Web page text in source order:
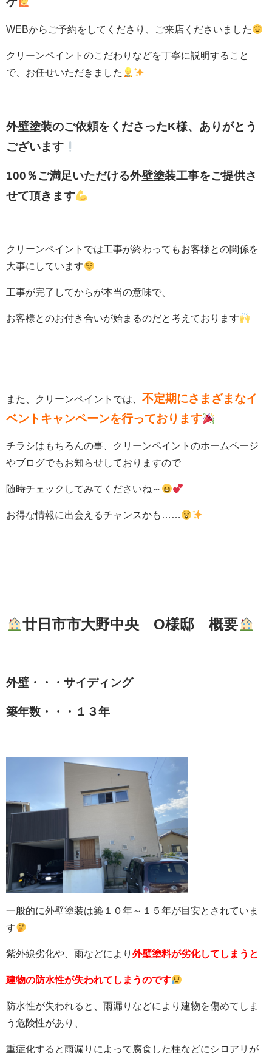
WEBからご予約をしてくださり、ご来店くださいました
クリーンペイントのこだわりなどを丁寧に説明すること
で、お任せいただきました
外壁塗装のご依頼をくださったK様、ありがとう
ございます
100％ご満足いただける外壁塗装工事をご提供さ
せて頂きます
クリーンペイントでは工事が終わってもお客様との関係を
大事にしています
工事が完了してからが本当の意味で、
お客様とのお付き合いが始まるのだと考えております
また、クリーンペイントでは、 不定期にさまざまなイ
ベントキャンペーンを行っております
チラシはもちろんの事、クリーンペイントのホームページ
やブログでもお知らせしておりますので
随時チェックしてみてくださいね～
お得な情報に出会えるチャンスかも……
廿日市市大野中央 O様邸 概要
外壁・・・サイディング
築年数・・・１３年
一般的に外壁塗装は築１０年～１５年が目安とされていま
す
紫外線劣化や、雨などにより 外壁塗料が劣化してしまうと
建物の防水性が失われてしまうのです
防水性が失われると、雨漏りなどにより建物を傷めてしま
う危険性があり、
重症化すると雨漏りによって腐食した柱などにシロアリが